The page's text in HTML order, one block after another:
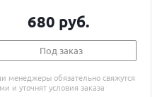
680 руб.
Под заказ
менеджеры обязательно свяжутся
и уточнят условия заказа